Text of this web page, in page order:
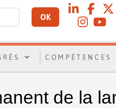
OK
COMPÉTENCES
de la